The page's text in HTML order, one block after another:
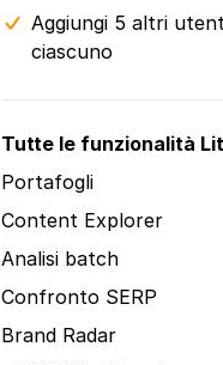
Aggiungi 5 altri
ciascuno
Tutte le funzionalità
Portafogli
Content Explorer
Analisi batch
Confronto SERP
Brand Radar